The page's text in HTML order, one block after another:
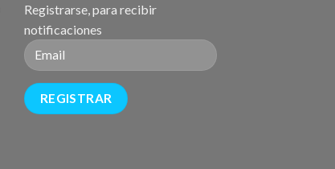
Registrarse, para recibir
notificaciones